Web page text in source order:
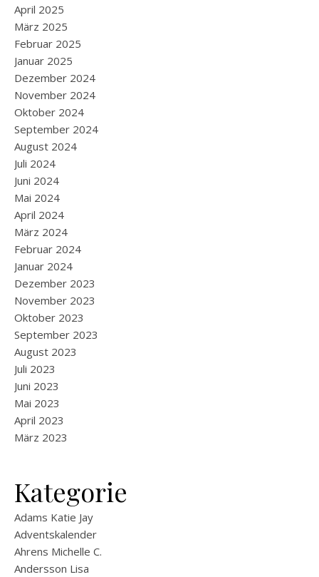
April 2025
März 2025
Februar 2025
Januar 2025
Dezember 2024
November 2024
Oktober 2024
September 2024
August 2024
Juli 2024
Juni 2024
Mai 2024
April 2024
März 2024
Februar 2024
Januar 2024
Dezember 2023
November 2023
Oktober 2023
September 2023
August 2023
Juli 2023
Juni 2023
Mai 2023
April 2023
März 2023
Kategorie
Adams Katie Jay
Adventskalender
Ahrens Michelle C.
Andersson Lisa